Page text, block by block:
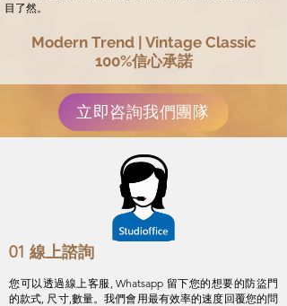
目了然。
Modern Trend | Vintage Classic
100%信心承諾
立即咨詢我們團隊
01 線上諮詢
您可以透過線上客服, Whatsapp 留下您的想要的防盜門
的款式, 尺寸,數量。我們會用最有效率的速度回覆您的問